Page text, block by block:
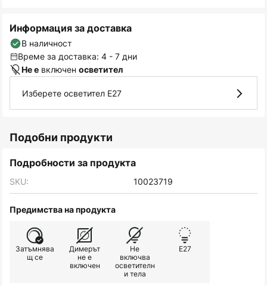
Информация за доставка
В наличност
Време за доставка: 4 - 7 дни
Не е включен осветител
Изберете осветител E27
Подобни продукти
Подробности за продукта
SKU: 10023719
Предимства на продукта
Затъмнява
щ се
Димерът
не е
включен
Не
включва
осветителн
и тела
E27